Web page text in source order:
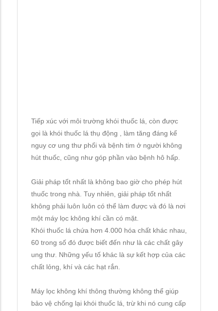
Tiếp xúc với môi trường khói thuốc lá, còn được
gọi là khói thuốc lá thụ động , làm tăng đáng kể
nguy cơ ung thư phổi và bệnh tim ở người không
hút thuốc, cũng như góp phần vào bệnh hô hấp.
Giải pháp tốt nhất là không bao giờ cho phép hút
thuốc trong nhà. Tuy nhiên, giải pháp tốt nhất
không phải luôn luôn có thể làm được và đó là nơi
một máy lọc không khí cần có mặt.
Khói thuốc lá chứa hơn 4.000 hóa chất khác nhau,
60 trong số đó được biết đến như là các chất gây
ung thư. Những yếu tố khác là sự kết hợp của các
chất lỏng, khí và các hạt rắn.
Máy lọc không khí thông thường không thể giúp
bảo vệ chống lại khói thuốc lá, trừ khi nó cung cấp